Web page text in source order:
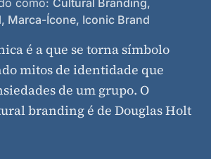
como: Cultural Branding,
Marca-Ícone, Iconic Brand
é a que se torna símbolo
mitos de identidade que
de um grupo. O
branding é de Douglas Holt